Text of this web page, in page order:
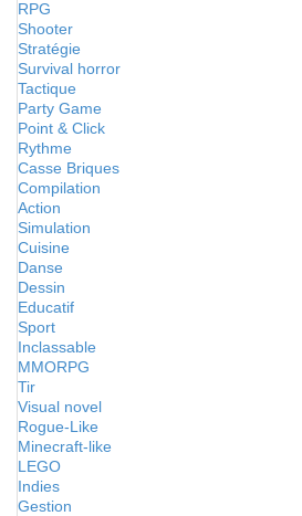
RPG
Shooter
Stratégie
Survival horror
Tactique
Party Game
Point & Click
Rythme
Casse Briques
Compilation
Action
Simulation
Cuisine
Danse
Dessin
Educatif
Sport
Inclassable
MMORPG
Tir
Visual novel
Rogue-Like
Minecraft-like
LEGO
Indies
Gestion